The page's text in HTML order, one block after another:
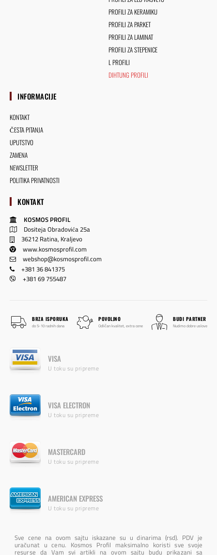
PROFILI ZA KERAMIKU
PROFILI ZA PARKET
PROFILI ZA LAMINAT
PROFILI ZA STEPENICE
L PROFILI
DIHTUNG PROFILI
INFORMACIJE
KONTAKT
ČESTA PITANJA
UPUTSTVO
ZAMENA
NEWSLETTER
POLITIKA PRIVATNOSTI
KONTAKT
KOSMOS PROFIL
Dositeja Obradovića 25a
36212 Ratina, Kraljevo
www.kosmosprofil.com
webshop@kosmosprofil.com
+381 36 841375
+381 69 755487
BRZA ISPORUKA
do 5-10 radnih dana
POVOLJNO
Odličan kvalitet, extra cene
BUDI PARTNER
Nudimo dobre uslove
VISA
U toku su pripreme
VISA ELECTRON
U toku su pripreme
MASTERCARD
U toku su pripreme
AMERICAN EXPRESS
U toku su pripreme
Sve cene na ovom sajtu iskazane su u dinarima (rsd). PDV je
uračunat u cenu. Kosmos Profil maksimalno koristi sve svoje
resurse da Vam svi artikli na ovom sajtu budu prikazani sa